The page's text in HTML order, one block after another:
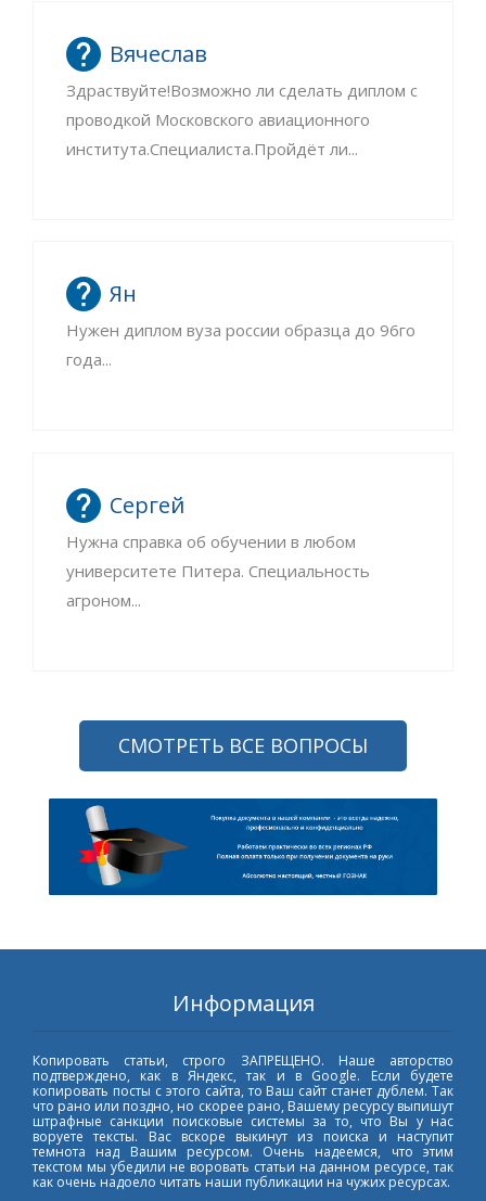
Вячеслав
Здраствуйте!Возможно ли сделать диплом с
проводкой Московского авиационного
института.Специалиста.Пройдёт ли...
Ян
Нужен диплом вуза россии образца до 96го
года...
Сергей
Нужна справка об обучении в любом
университете Питера. Специальность
агроном...
СМОТРЕТЬ ВСЕ ВОПРОСЫ
Информация
Копировать статьи, строго ЗАПРЕЩЕНО. Наше авторство
подтверждено, как в Яндекс, так и в Google. Если будете
копировать посты с этого сайта, то Ваш сайт станет дублем. Так
что рано или поздно, но скорее рано, Вашему ресурсу выпишут
штрафные санкции поисковые системы за то, что Вы у нас
воруете тексты. Вас вскоре выкинут из поиска и наступит
темнота над Вашим ресурсом. Очень надеемся, что этим
текстом мы убедили не воровать статьи на данном ресурсе, так
как очень надоело читать наши публикации на чужих ресурсах.